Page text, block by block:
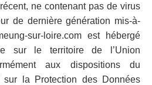
ne contenant pas de virus
de dernière génération mis-à-
sur-loire.com est hébergé
sur le territoire de l’Union
aux dispositions du
sur la Protection des Données